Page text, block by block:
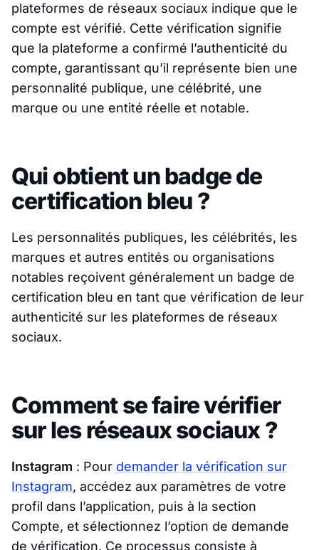
plateformes de réseaux sociaux indique que le
compte est vérifié. Cette vérification signifie
que la plateforme a confirmé l’authenticité du
compte, garantissant qu’il représente bien une
personnalité publique, une célébrité, une
marque ou une entité réelle et notable.
Qui obtient un badge de
certification bleu ?
Les personnalités publiques, les célébrités, les
marques et autres entités ou organisations
notables reçoivent généralement un badge de
certification bleu en tant que vérification de leur
authenticité sur les plateformes de réseaux
sociaux.
Comment se faire vérifier
sur les réseaux sociaux ?
Instagram : Pour demander la vérification sur
Instagram, accédez aux paramètres de votre
profil dans l’application, puis à la section
Compte, et sélectionnez l’option de demande
de vérification. Ce processus consiste à